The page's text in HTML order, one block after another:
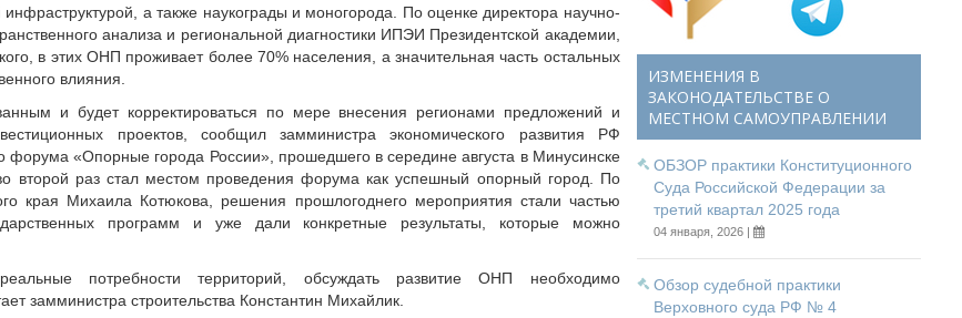
инфраструктурой, а также наукограды и моногорода. По оценке директора научно-
анализа и региональной диагностики ИПЭИ Президентской академии,
в этих ОНП проживает более 70% населения, а значительная часть остальных
влияния.
и будет корректироваться по мере внесения регионами предложений и
проектов, сообщил замминистра экономического развития РФ
форума «Опорные города России», прошедшего в середине августа в Минусинске
второй раз стал местом проведения форума как успешный опорный город. По
края Михаила Котюкова, решения прошлогоднего мероприятия стали частью
программ и уже дали конкретные результаты, которые можно
потребности территорий, обсуждать развитие ОНП необходимо
замминистра строительства Константин Михайлик.
ИЗМЕНЕНИЯ В
ЗАКОНОДАТЕЛЬСТВЕ О
МЕСТНОМ САМОУПРАВЛЕНИИ
ОБЗОР практики Конституционного
Суда Российской Федерации за
третий квартал 2025 года
04 января, 2026 |
Обзор судебной практики
Верховного суда РФ № 4